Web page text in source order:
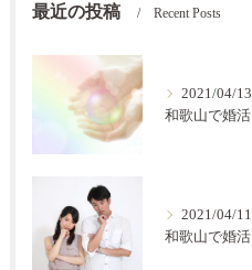
最近の投稿 Recent Posts
2021/04/13
2021/04/11